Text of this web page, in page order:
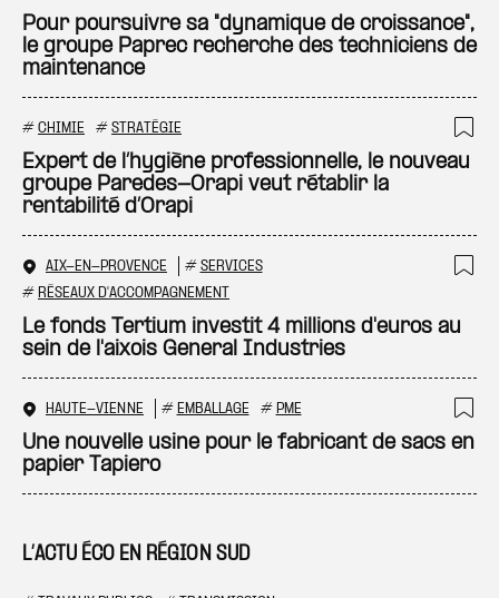
L’ACTU ÉCO EN RÉGION SUD
Pour poursuivre sa "dynamique de croissance",
le groupe Paprec recherche des techniciens de
maintenance
# CHIMIE # STRATÉGIE
Expert de l’hygiène professionnelle, le nouveau
groupe Paredes-Orapi veut rétablir la
rentabilité d’Orapi
AIX-EN-PROVENCE # SERVICES
# RÉSEAUX D'ACCOMPAGNEMENT
Le fonds Tertium investit 4 millions d'euros au
sein de l'aixois General Industries
HAUTE-VIENNE # EMBALLAGE # PME
Une nouvelle usine pour le fabricant de sacs en
papier Tapiero